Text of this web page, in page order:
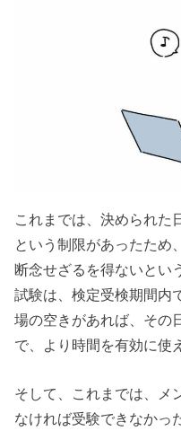
これまでは、決められた
という制限があったため
断念せざるを得ないとい
試験は、検定受検期間内
場の空きがあれば、その
で、より時間を有効に使
そして、これまでは、メ
なければ受験できなかっ